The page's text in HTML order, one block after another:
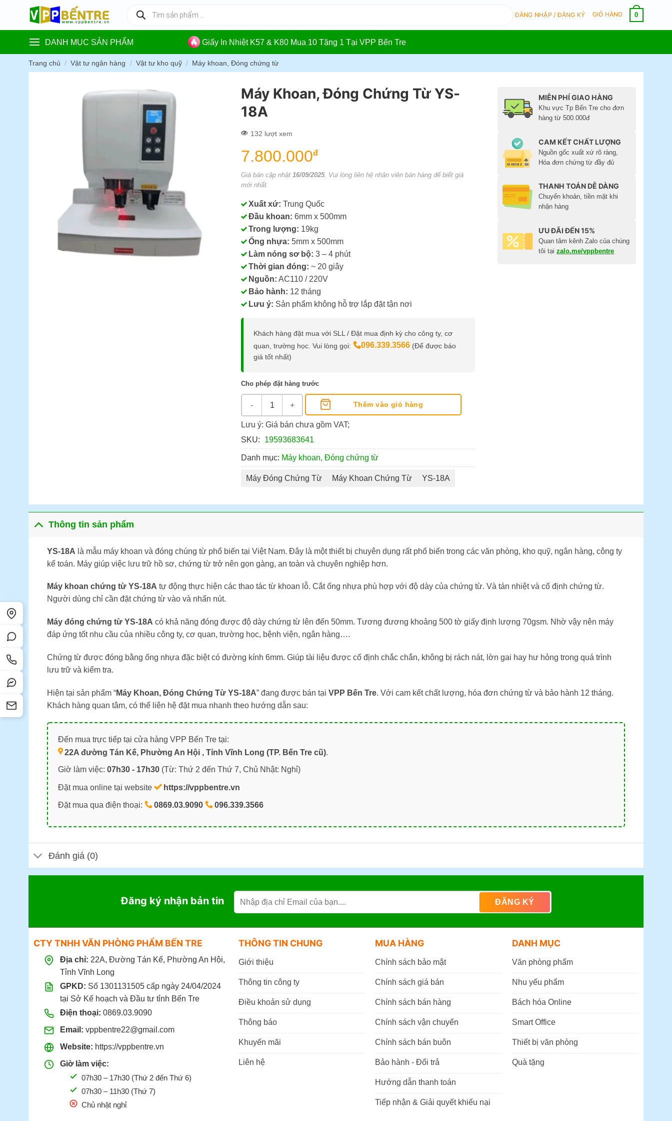
content
kiếm
phẩm
ĐĂNG NHẬP / ĐĂNG KÝ GIỎ HÀNG 0
DANH MỤC SẢN PHẨM Giấy In Nhiệt K57 & K80 Mua 10 Tặng 1 Tại VPP Bến Tre
Trang chủ / Vật tư ngân hàng / Vật tư kho quỹ / Máy khoan, Đóng chứng từ
Máy Khoan, Đóng Chứng Từ YS-
18A
132 lượt xem
7.800.000đ
Giá bán cập nhật 16/09/2025. Vui lòng liên hệ nhân viên bán hàng để biết giá
mới nhất.
Xuất xứ: Trung Quốc
Đầu khoan: 6mm x 500mm
Trong lượng: 19kg
Ống nhựa: 5mm x 500mm
Làm nóng sơ bộ: 3 – 4 phút
Thời gian đóng: ~ 20 giây
Nguồn: AC110 / 220V
Bảo hành: 12 tháng
Lưu ý: Sản phẩm không hỗ trợ lắp đặt tận nơi
Khách hàng đặt mua với SLL / Đặt mua định kỳ cho công ty, cơ
quan, trường học. Vui lòng gọi:
096.339.3566 (Để được báo
giá tốt nhất)
Cho phép đặt hàng trước
Máy Khoan, Đóng Chứng Từ YS-18A số lượng
Thêm vào giỏ hàng
Lưu ý: Giá bán chưa gồm VAT;
SKU:
19593683641
Danh mục: Máy khoan, Đóng chứng từ
Máy Đóng Chứng Từ Máy Khoan Chứng Từ YS-18A
MIỄN PHÍ GIAO HÀNG
Khu vực Tp Bến Tre cho đơn
hàng từ 500.000đ
CAM KẾT CHẤT LƯỢNG
Nguồn gốc xuất xứ rõ ràng,
Hóa đơn chứng từ đầy đủ
THANH TOÁN DỄ DÀNG
Chuyển khoản, tiền mặt khi
nhận hàng
ƯU ĐÃI ĐẾN 15%
Quan tâm kênh Zalo của chúng
tôi tạizalo.me/vppbentre
Thông tin sản phẩm
YS-18A là mẫu máy khoan và đóng chúng từ phổ biến tại Việt Nam. Đây là một thiết bị chuyên dụng rất phổ biến trong các văn phòng, kho quỹ, ngân hàng, công ty
kế toán. Máy giúp việc lưu trữ hồ sơ, chứng từ trở nên gọn gàng, an toàn và chuyên nghiệp hơn.
Máy khoan chứng từ YS-18A tự động thực hiện các thao tác từ khoan lỗ. Cắt ống nhựa phù hợp với độ dày của chứng từ. Và tán nhiệt và cố định chứng từ.
Người dùng chỉ cần đặt chứng từ vào và nhấn nút.
Máy đóng chứng từ YS-18A có khả năng đóng được độ dày chứng từ lên đến 50mm. Tương đương khoảng 500 tờ giấy định lượng 70gsm. Nhờ vậy nên máy
đáp ứng tốt nhu cầu của nhiều công ty, cơ quan, trường học, bệnh viện, ngân hàng….
Chứng từ được đóng bằng ống nhựa đặc biệt có đường kính 6mm. Giúp tài liệu được cố định chắc chắn, không bị rách nát, lờn gai hay hư hỏng trong quá trình
lưu trữ và kiểm tra.
Hiện tại sản phẩm “Máy Khoan, Đóng Chứng Từ YS-18A” đang được bán tại VPP Bến Tre. Với cam kết chất lượng, hóa đơn chứng từ và bảo hành 12 tháng.
Khách hàng quan tâm, có thể liên hệ đặt mua nhanh theo hướng dẫn sau:
Đến mua trực tiếp tại cửa hàng VPP Bến Tre tại:
22A đường Tán Kế, Phường An Hội , Tỉnh Vĩnh Long (TP. Bến Tre cũ).
Giờ làm việc: 07h30 - 17h30(Từ: Thứ 2 đến Thứ 7, Chủ Nhật: Nghỉ)
Đặt mua online tại website https://vppbentre.vn
Đặt mua qua điện thoại: 0869.03.9090 096.339.3566
Đánh giá (0)
Đăng ký nhận bản tin
CTY TNHH VĂN PHÒNG PHẨM BẾN TRE
Địa chỉ: 22A, Đường Tán Kế, Phường An Hội,
Tỉnh Vĩnh Long
GPKD: Số 1301131505 cấp ngày 24/04/2024
tại Sở Kế hoạch và Đầu tư tỉnh Bến Tre
Điện thoại: 0869.03.9090
Email: vppbentre22@gmail.com
Website: https://vppbentre.vn
Giờ làm việc:
07h30 – 17h30 (Thứ 2 đến Thứ 6)
07h30 – 11h30 (Thứ 7)
Chủ nhật nghỉ
THÔNG TIN CHUNG
Giới thiệu
Thông tin công ty
Điều khoản sử dụng
Thông báo
Khuyến mãi
Liên hệ
MUA HÀNG
Chính sách bảo mật
Chính sách giá bán
Chính sách bán hàng
Chính sách vận chuyển
Chính sách bán buôn
Bảo hành - Đổi trả
Hướng dẫn thanh toán
Tiếp nhận & Giải quyết khiếu nại
DANH MỤC
Văn phòng phẩm
Nhu yếu phẩm
Bách hóa Online
Smart Office
Thiết bị văn phòng
Quà tặng